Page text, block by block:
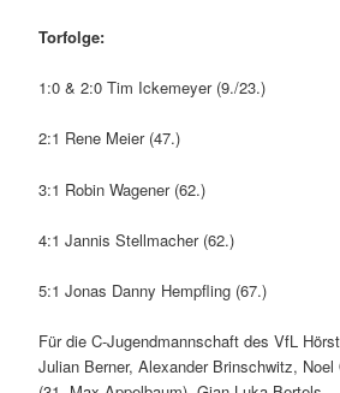
Torfolge:
1:0 & 2:0 Tim Ickemeyer (9./23.)
2:1 Rene Meier (47.)
3:1 Robin Wagener (62.)
4:1 Jannis Stellmacher (62.)
5:1 Jonas Danny Hempfling (67.)
Für die C-Jugendmannschaft des VfL
Julian Berner, Alexander Brinschwitz, Noel